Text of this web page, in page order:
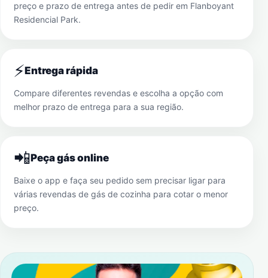
preço e prazo de entrega antes de pedir em Flanboyant
Residencial Park.
⚡Entrega rápida
Compare diferentes revendas e escolha a opção com
melhor prazo de entrega para a sua região.
📲Peça gás online
Baixe o app e faça seu pedido sem precisar ligar para
várias revendas de gás de cozinha para cotar o menor
preço.